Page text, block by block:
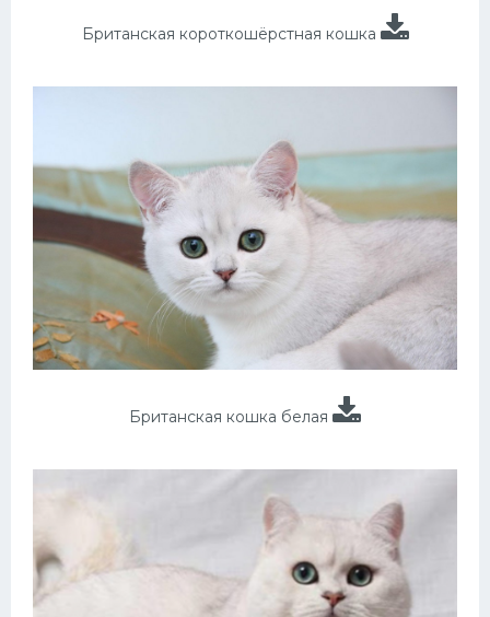
Британская короткошёрстная кошка
Британская кошка белая